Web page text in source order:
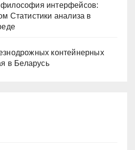
интерфейсов:
Статистики анализа в
контейнерных
в Беларусь